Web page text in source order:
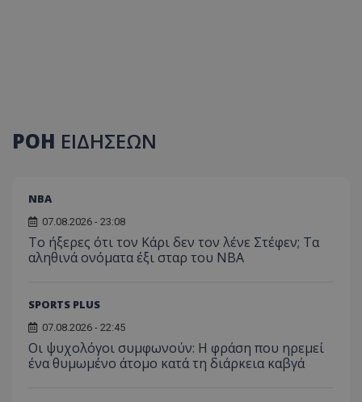
ΡΟΗ ΕΙΔΗΣΕΩΝ
NBA
07.08.2026 - 23:08
Το ήξερες ότι τον Κάρι δεν τον λένε Στέφεν; Τα
αληθινά ονόματα έξι σταρ του NBA
SPORTS PLUS
07.08.2026 - 22:45
Οι ψυχολόγοι συμφωνούν: Η φράση που ηρεμεί
ένα θυμωμένο άτομο κατά τη διάρκεια καβγά